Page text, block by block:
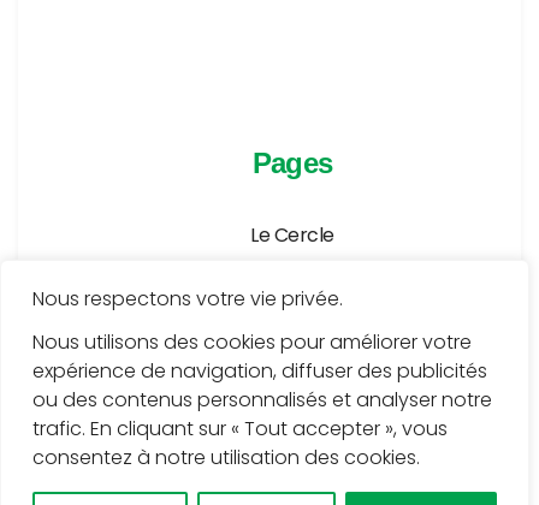
Nous respectons votre vie privée.
Nous utilisons des cookies pour améliorer votre
expérience de navigation, diffuser des publicités
ou des contenus personnalisés et analyser notre
trafic. En cliquant sur « Tout accepter », vous
consentez à notre utilisation des cookies.
Pages
Le Cercle
Publications
Médiathèque
Services
Contact